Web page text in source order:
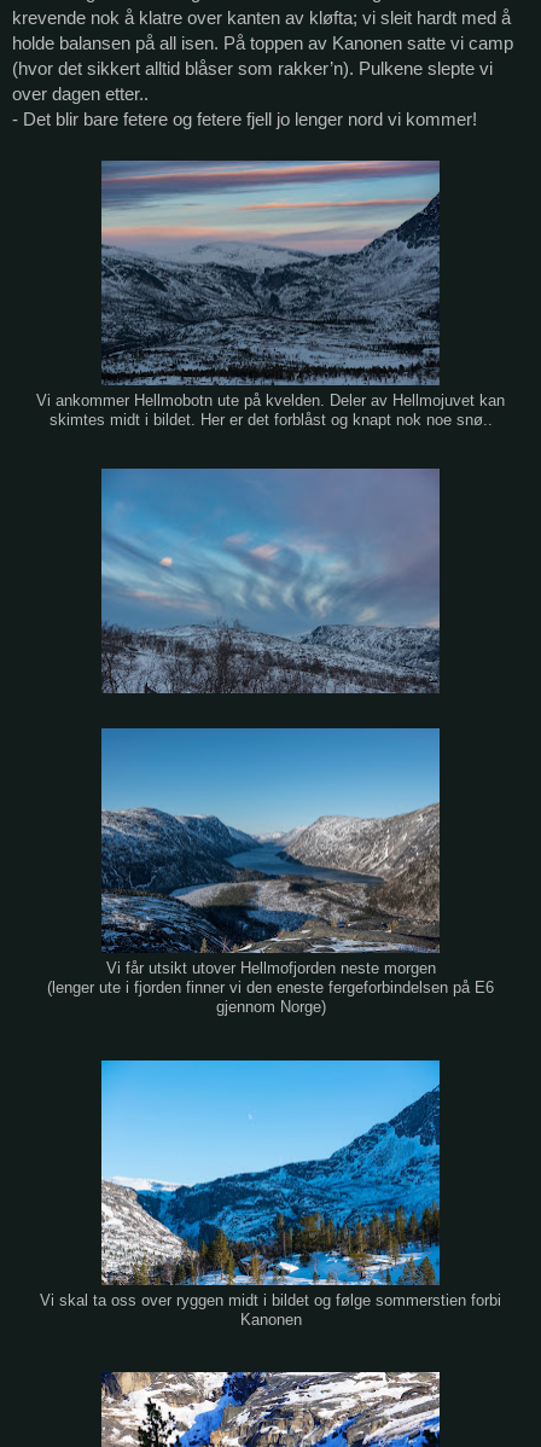
krevende nok å klatre over kanten av kløfta; vi sleit hardt med å
holde balansen på all isen. På toppen av Kanonen satte vi camp
(hvor det sikkert alltid blåser som rakker’n). Pulkene slepte vi
over dagen etter..
- Det blir bare fetere og fetere fjell jo lenger nord vi kommer!
Vi ankommer Hellmobotn ute på kvelden. Deler av Hellmojuvet kan
skimtes midt i bildet. Her er det forblåst og knapt nok noe snø..
Vi får utsikt utover Hellmofjorden neste morgen
(lenger ute i fjorden finner vi den eneste fergeforbindelsen på E6
gjennom Norge)
Vi skal ta oss over ryggen midt i bildet og følge sommerstien forbi
Kanonen